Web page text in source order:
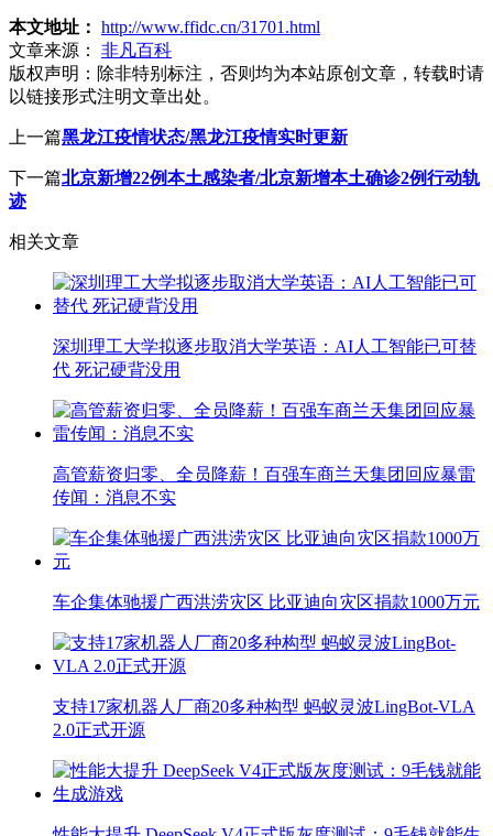
本文地址： http://www.ffidc.cn/31701.html
文章来源：
非凡百科
版权声明： 除非特别标注，否则均为本站原创文章，转载时请
以链接形式注明文章出处。
上一篇黑龙江疫情状态/黑龙江疫情实时更新
下一篇北京新增22例本土感染者/北京新增本土确诊2例行动轨
迹
相关文章
深圳理工大学拟逐步取消大学英语：AI人工智能已可替
代 死记硬背没用
高管薪资归零、全员降薪！百强车商兰天集团回应暴雷
传闻：消息不实
车企集体驰援广西洪涝灾区 比亚迪向灾区捐款1000万元
支持17家机器人厂商20多种构型 蚂蚁灵波LingBot-VLA
2.0正式开源